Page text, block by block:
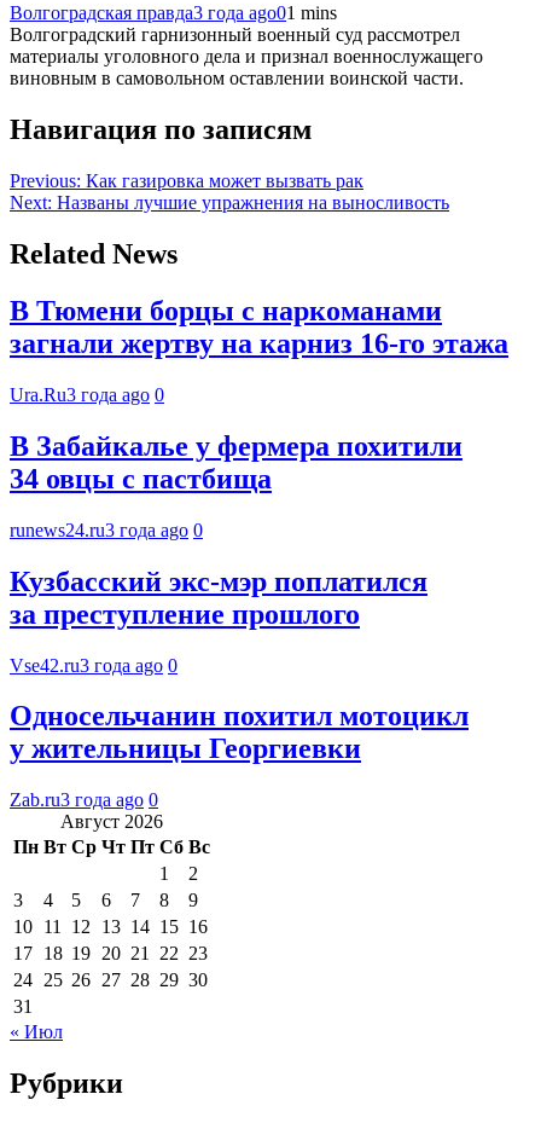
Волгоградская правда3 года ago01 mins
Волгоградский гарнизонный военный суд рассмотрел
материалы уголовного дела и признал военнослужащего
виновным в самовольном оставлении воинской части.
Навигация по записям
Previous: Как газировка может вызвать рак
Next: Названы лучшие упражнения на выносливость
Related News
В Тюмени борцы с наркоманами
загнали жертву на карниз 16-го этажа
Ura.Ru3 года ago 0
В Забайкалье у фермера похитили
34 овцы с пастбища
runews24.ru3 года ago 0
Кузбасский экс-мэр поплатился
за преступление прошлого
Vse42.ru3 года ago 0
Односельчанин похитил мотоцикл
у жительницы Георгиевки
Zab.ru3 года ago 0
Август 2026
Пн Вт Ср Чт Пт Сб Вс
1
2
3
4 5 6 7 8
9
10 11 12 13 14 15 16
17 18 19 20 21 22 23
24 25 26 27 28 29 30
31
« Июл
Рубрики